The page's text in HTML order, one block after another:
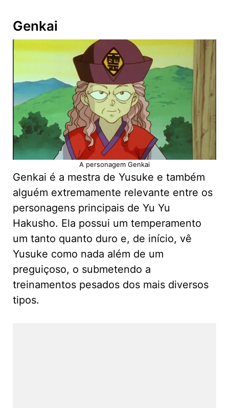
Genkai
A personagem Genkai
Genkai é a mestra de Yusuke e também
alguém extremamente relevante entre os
personagens principais de Yu Yu
Hakusho. Ela possui um temperamento
um tanto quanto duro e, de início, vê
Yusuke como nada além de um
preguiçoso, o submetendo a
treinamentos pesados dos mais diversos
tipos.